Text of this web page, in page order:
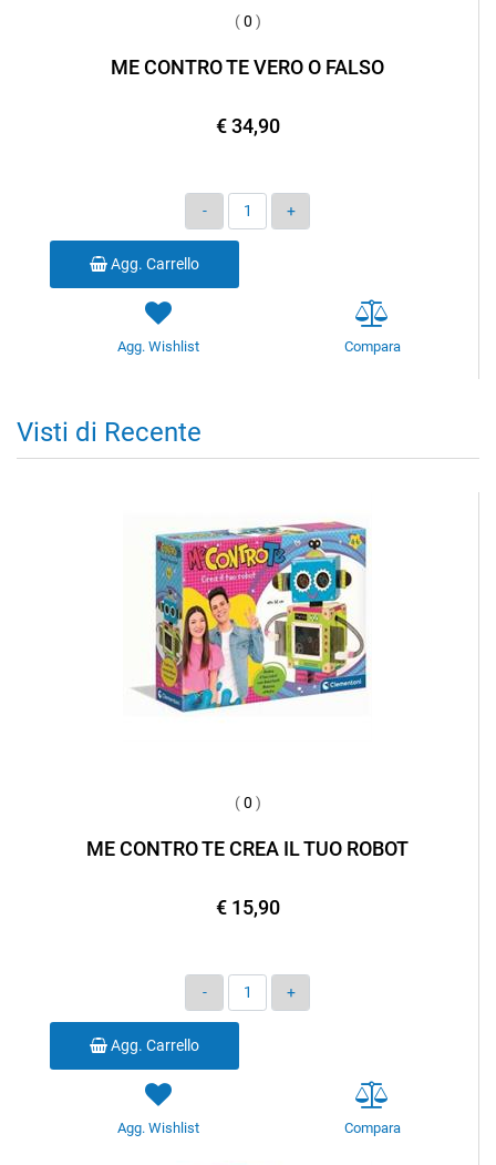
(0 )
ME CONTRO TE VERO O FALSO
€ 34,90
Quantità
Agg. Carrello
Agg. Wishlist Compara
Visti di Recente
(0 )
ME CONTRO TE CREA IL TUO ROBOT
€ 15,90
Quantità
Agg. Carrello
Agg. Wishlist Compara